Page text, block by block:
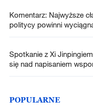
Komentarz: Najwyższe
politycy powinni
Spotkanie z Xi
się nad napisaniem
POPULARNE